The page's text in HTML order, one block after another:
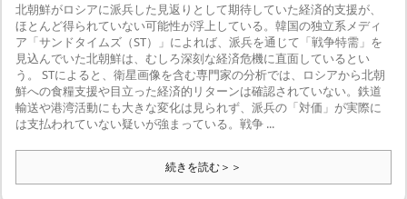
北朝鮮がロシアに派兵した見返りとして期待していた経済的支援が、
ほとんど得られていない可能性が浮上している。韓国の独立系メディ
ア「サンドタイムズ（ST）」によれば、派兵を通じて「戦争特需」を
見込んでいた北朝鮮は、むしろ深刻な経済危機に直面しているとい
う。 STによると、衛星画像を含む専門家の分析では、ロシアから北朝
鮮への食糧支援や目立った経済的リターンは確認されていない。鉄道
輸送や港湾活動にも大きな変化は見られず、派兵の「対価」が実際に
は支払われていない疑いが強まっている。戦争 ...
続きを読む＞＞